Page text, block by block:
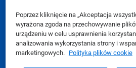
Poprzez kliknięcie na „Akceptacja
wyrażona zgoda na przechowywanie
urządzeniu w celu usprawnienia
analizowania wykorzystania strony i
marketingowych. Polityka plików cookie
© Ecolab Inc.
Karty charakterystyki (SDS)|
Warunki